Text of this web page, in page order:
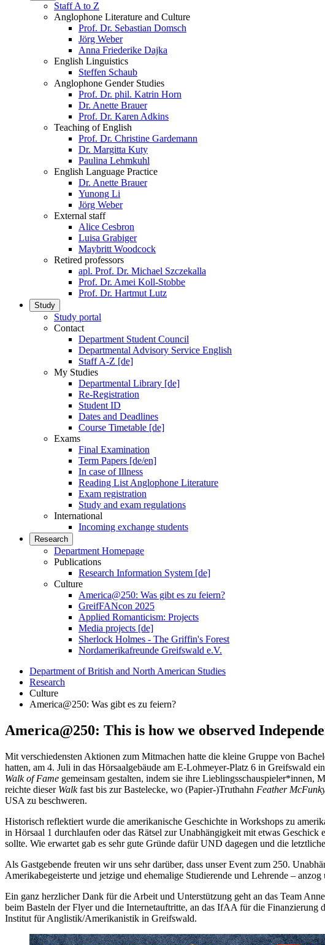
Staff A to Z
Anglophone Literature and Culture
Prof. Dr. Sebastian Domsch
Jörg Weber
Anna Friederike Dajka
English Linguistics
Steffen Schaub
Anglophone Gender Studies
Prof. Dr. phil. Katrin Horn
Dr. Anette Brauer
Prof. Dr. Karen Adkins
Teaching of English
Prof. Dr. Christine Gardemann
Dr. Margitta Kuty
Paulina Lehmkuhl
English Language Practice
Dr. Anette Brauer
Yunong Li
Jörg Weber
External staff
Alice Cesbron
Luisa Grabiger
Maybritt Woodcock
Retired professors
apl. Prof. Dr. Michael Szczekalla
Prof. Dr. Amei Koll-Stobbe
Prof. Dr. Hartmut Lutz
Study
Study portal
Contact
Department Student Council
Departmental Advisory Service English
Staff A-Z [de]
My Studies
Departmental Library [de]
Re-Registration
Student ID
Dates and Deadlines
Course Timetable [de]
Exams
Final Examination
Term Papers [de/en]
In case of Illness
Reading List Anglophone Literature
Exam registration
Study and exam regulations
International
Incoming exchange students
Research
Department Homepage
Publications
Research Information System [de]
Culture
America@250: Was gibt es zu feiern?
GreifFANcon 2025
Applied Romanticism: Projects
Media projects [de]
Sherlock Holmes - The Griffin's Forest
Nordamerikafreunde Greifswald e.V.
Department of British and North American Studies
Research
Culture
America@250: Was gibt es zu feiern?
America@250: This is how we observed
Mit verschiedensten Aktionen zum Mitmachen hatte die kleine Gruppe von
hatten, am 4. Juli in das Hörsaalgebäude am E-Lohmeyer-Platz 6 in Greifswald
Walk of Fame gemeinsam gestalten, indem sie ihre
reichte dieser Walkfast bis zur Bastelecke, wo (Papier-)Truthahn Feather
USA zu beschweren.
Historisch reflektiert wurde die amerikanische Geschichte in Workshops zu
in Hörsaal 1 durchlaufen oder das Rätsel zur Unabhängigkeit mit etwas
sollte. Wie erwartet gab es sehr gute Gründe dafür UND dagegen und die
Als Gastgebende freuten wir uns sehr darüber, dass unser Event zum 250.
Amerikabegeisterte und jetzige und ehemalige Studierende und Lehrende –
Ein ganz herzlicher Dank für die Arbeit und Unterstützung geht an das Team
beim Basteln der Flyer und die Internetauftritte, an das IfAA für die Finanzierung
Institut für Anglistik/Amerikanistik in Greifswald.